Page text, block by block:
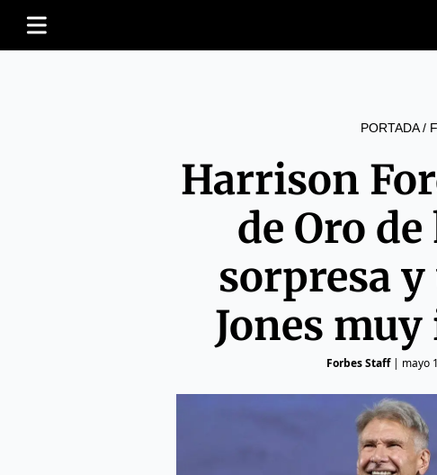
PORTADA/
Harrison
de Oro
sorpresa
Jones
Forbes Staff| mayo